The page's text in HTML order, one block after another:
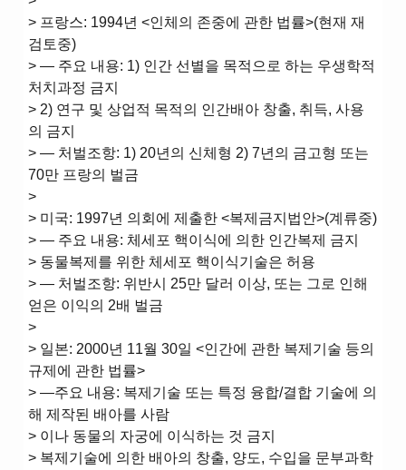
> 프랑스: 1994년 <인체의 존중에 관한 법률>(현재 재
검토중)
> ― 주요 내용: 1) 인간 선별을 목적으로 하는 우생학적
처치과정 금지
> 2) 연구 및 상업적 목적의 인간배아 창출, 취득, 사용
의 금지
> ― 처벌조항: 1) 20년의 신체형 2) 7년의 금고형 또는
70만 프랑의 벌금
>
> 미국: 1997년 의회에 제출한 <복제금지법안>(계류중)
> ― 주요 내용: 체세포 핵이식에 의한 인간복제 금지
> 동물복제를 위한 체세포 핵이식기술은 허용
> ― 처벌조항: 위반시 25만 달러 이상, 또는 그로 인해
얻은 이익의 2배 벌금
>
> 일본: 2000년 11월 30일 <인간에 관한 복제기술 등의
규제에 관한 법률>
> ―주요 내용: 복제기술 또는 특정 융합/결합 기술에 의
해 제작된 배아를 사람
> 이나 동물의 자궁에 이식하는 것 금지
> 복제기술에 의한 배아의 창출, 양도, 수입을 문부과학